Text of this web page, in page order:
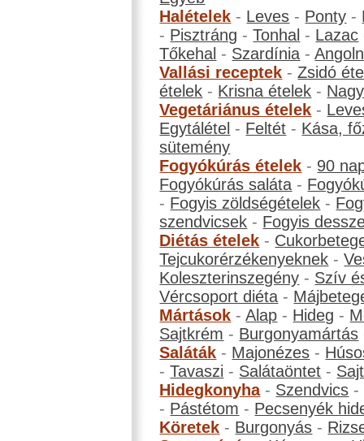
Halételek - Leves - Ponty -
- Pisztráng -Tonhal - Lazac
Tőkehal - Szardínia -
Vallási receptek -Zsidó
ételek - Krisna ételek -
Vegetáriánus ételek -
Egytálétel - Feltét - Kása,
sütemény
Fogyókúrás ételek - 90
Fogyókúrás saláta -
- Fogyis zöldségételek -
szendvicsek - Fogyis
Diétás ételek -
Tejcukorérzékenyeknek -
Koleszterinszegény - Szív
Vércsoport diéta -
Mártások -Alap - Hideg -
Sajtkrém - Burgonyamártás
Saláták - Majonézes -
-Tavaszi - Salátaöntet -
Hidegkonyha- Szendvics -
- Pástétom - Pecsenyék
Köretek - Burgonyás -